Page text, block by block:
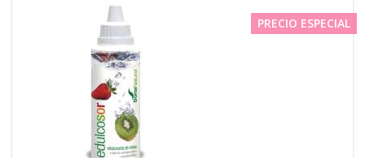
PRECIO ESPECIAL